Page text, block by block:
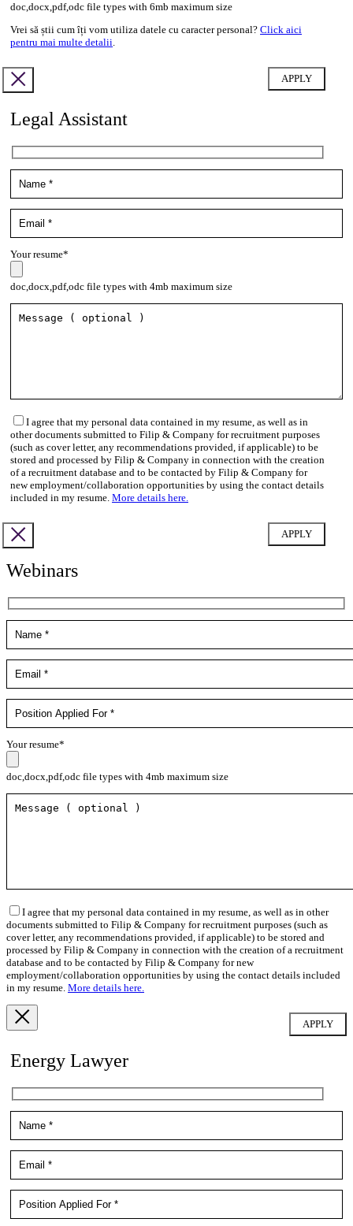
doc,docx,pdf,odc file types with 6mb maximum size
Vrei să știi cum îți vom utiliza datele cu caracter personal? Click aici
pentru mai multe detalii.
Legal Assistant
Your resume*
doc,docx,pdf,odc file types with 4mb maximum size
I agree that my personal data contained in my resume, as well as in
other documents submitted to Filip & Company for recruitment purposes
(such as cover letter, any recommendations provided, if applicable) to be
stored and processed by Filip & Company in connection with the creation
of a recruitment database and to be contacted by Filip & Company for
new employment/collaboration opportunities by using the contact details
included in my resume. More details here.
Webinars
Your resume*
doc,docx,pdf,odc file types with 4mb maximum size
I agree that my personal data contained in my resume, as well as in other
documents submitted to Filip & Company for recruitment purposes (such as
cover letter, any recommendations provided, if applicable) to be stored and
processed by Filip & Company in connection with the creation of a recruitment
database and to be contacted by Filip & Company for new
employment/collaboration opportunities by using the contact details included
in my resume. More details here.
Energy Lawyer